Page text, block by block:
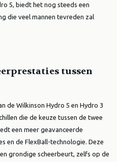
5, biedt het nog steeds een
die veel mannen tevreden zal
tussen
de Wilkinson Hydro 5 en Hydro 3
die de keuze tussen de twee
een meer geavanceerde
en de FlexBall-technologie. Deze
grondige scheerbeurt, zelfs op de